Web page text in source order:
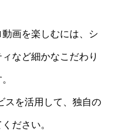
画を楽しむには、シ
など細かなこだわり
スを活用して、独自の
ださい。